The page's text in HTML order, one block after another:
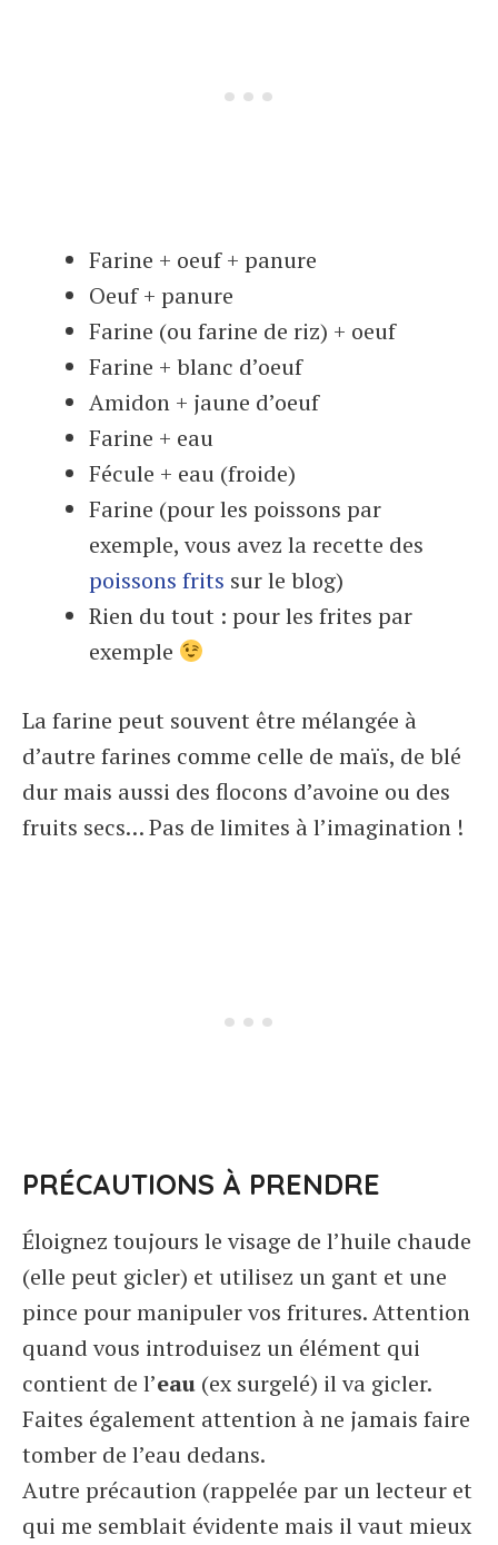
Farine + oeuf + panure
Oeuf + panure
Farine (ou farine de riz) + oeuf
Farine + blanc d’oeuf
Amidon + jaune d’oeuf
Farine + eau
Fécule + eau (froide)
Farine (pour les poissons par
exemple, vous avez la recette des
poissons frits sur le blog)
Rien du tout : pour les frites par
exemple
La farine peut souvent être mélangée à
d’autre farines comme celle de maïs, de blé
dur mais aussi des flocons d’avoine ou des
fruits secs… Pas de limites à l’imagination !
PRÉCAUTIONS À PRENDRE
Éloignez toujours le visage de l’huile chaude
(elle peut gicler) et utilisez un gant et une
pince pour manipuler vos fritures. Attention
quand vous introduisez un élément qui
contient de l’eau (ex surgelé) il va gicler.
Faites également attention à ne jamais faire
tomber de l’eau dedans.
Autre précaution (rappelée par un lecteur et
qui me semblait évidente mais il vaut mieux